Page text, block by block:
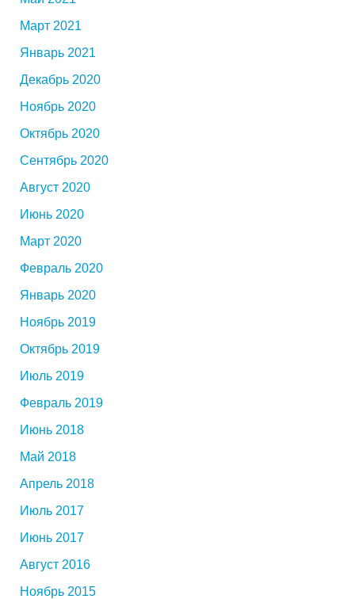
Март 2021
Январь 2021
Декабрь 2020
Ноябрь 2020
Октябрь 2020
Сентябрь 2020
Август 2020
Июнь 2020
Март 2020
Февраль 2020
Январь 2020
Ноябрь 2019
Октябрь 2019
Июль 2019
Февраль 2019
Июнь 2018
Май 2018
Апрель 2018
Июль 2017
Июнь 2017
Август 2016
Ноябрь 2015